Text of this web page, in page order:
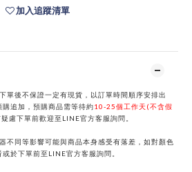
加入追蹤清單
單後不保證一定有現貨，以訂單時間順序安排出
追加，預購商品需等待約10-25個工作天(不含假
慮下單前歡迎至LINE官方客服詢問。
不同等影響可能與商品本身感受有落差，如對顏色
於下單前至LINE官方客服詢問。